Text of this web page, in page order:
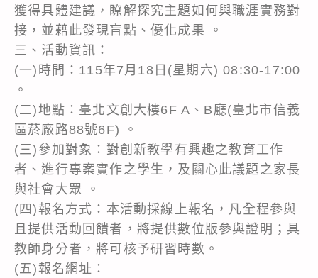
獲得具體建議，瞭解探究主題如何與職涯實務對
接，並藉此發現盲點、優化成果 。
三、活動資訊：
(一)時間：115年7月18日(星期六) 08:30-17:00
。
(二)地點：臺北文創大樓6F A、B廳(臺北市信義
區菸廠路88號6F) 。
(三)參加對象：對創新教學有興趣之教育工作
者、進行專案實作之學生，及關心此議題之家長
與社會大眾 。
(四)報名方式：本活動採線上報名，凡全程參與
且提供活動回饋者，將提供數位版參與證明；具
教師身分者，將可核予研習時數。
(五)報名網址：